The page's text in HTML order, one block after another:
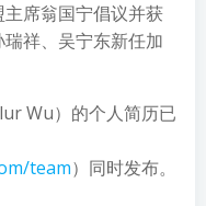
席翁国宁倡议并获
祥、吴宁东新任加
Wu）的个人简历已
team）同时发布。